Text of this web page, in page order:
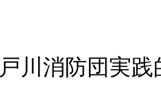
川消防団実践